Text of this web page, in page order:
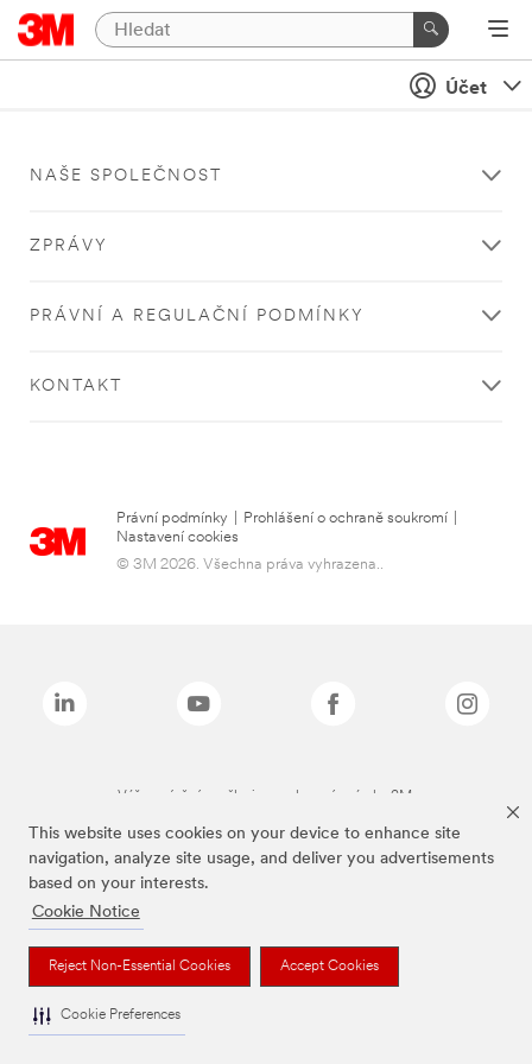
This website uses cookies on your device to enhance site
navigation, analyze site usage, and deliver you advertisements
based on your interests.
Cookie Notice
Reject Non-Essential Cookies Accept Cookies
Cookie Preferences
Účet
NAŠE SPOLEČNOST
ZPRÁVY
PRÁVNÍ A REGULAČNÍ PODMÍNKY
KONTAKT
Právní podmínky Prohlášení o ochraně soukromí
Nastavení cookies
© 3M 2026. Všechna práva vyhrazena..
Výše zmíněné značky jsou ochranné známky 3M.